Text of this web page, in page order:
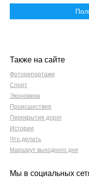
Также на сайте
Фоторепортажи
Спорт
Экономика
Происшествия
Перекрытия дорог
Истории
Что делать
Маршрут выходного дня
Мы в социальных